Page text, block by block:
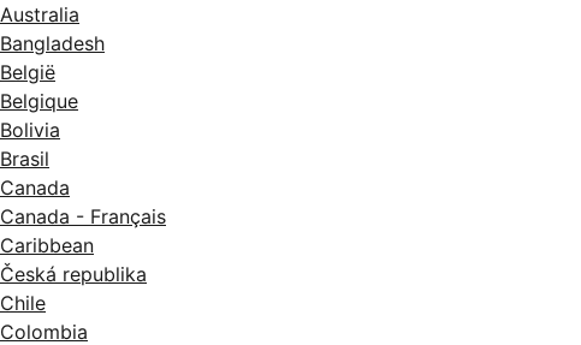
Australia
Bangladesh
België
Belgique
Bolivia
Brasil
Canada
Canada - Français
Caribbean
Česká republika
Chile
Colombia